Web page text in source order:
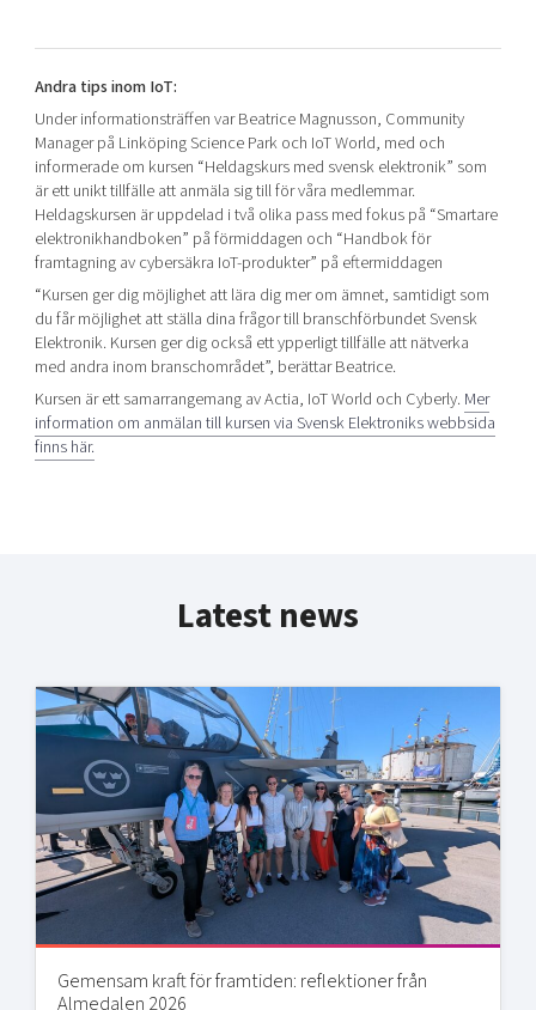
Andra tips inom IoT:
Under informationsträffen var Beatrice Magnusson, Community
Manager på Linköping Science Park och IoT World, med och
informerade om kursen “Heldagskurs med svensk elektronik” som
är ett unikt tillfälle att anmäla sig till för våra medlemmar.
Heldagskursen är uppdelad i två olika pass med fokus på “Smartare
elektronikhandboken” på förmiddagen och “Handbok för
framtagning av cybersäkra IoT-produkter” på eftermiddagen
“Kursen ger dig möjlighet att lära dig mer om ämnet, samtidigt som
du får möjlighet att ställa dina frågor till branschförbundet Svensk
Elektronik. Kursen ger dig också ett ypperligt tillfälle att nätverka
med andra inom branschområdet”, berättar Beatrice.
Kursen är ett samarrangemang av Actia, IoT World och Cyberly. Mer
information om anmälan till kursen via Svensk Elektroniks webbsida
finns här.
Latest news
Gemensam kraft för framtiden: reflektioner från
Almedalen 2026